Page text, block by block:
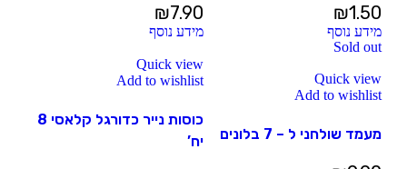
₪1.50
מידע נוסף
₪7.90
מידע נוסף
Sold out
Quick view
Add to wishlist
מעמד שולחני ל – 7 בלונים
Quick view
Add to wishlist
כוסות נייר כדורגל קלאסי 8
יח’